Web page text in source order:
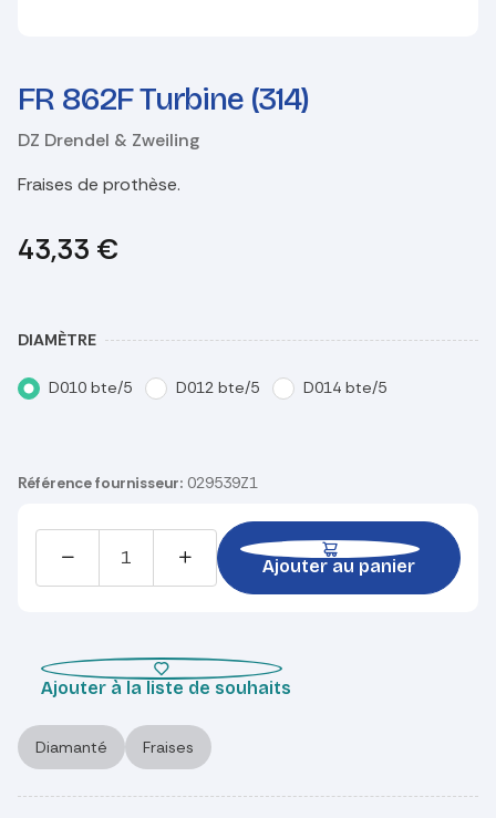
FR 862F Turbine (314)
DZ Drendel & Zweiling
Fraises de prothèse.
43,33 €
DIAMÈTRE
D010 bte/5 D012 bte/5 D014 bte/5
Référence fournisseur: 029539Z1
Ajouter au panier
Ajouter à la liste de souhaits
Diamanté Fraises